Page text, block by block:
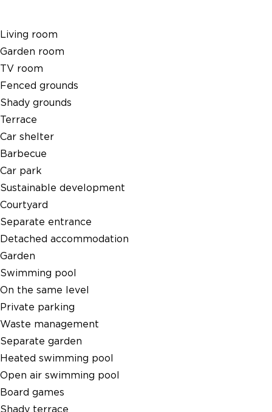
Living room
Garden room
TV room
Fenced grounds
Shady grounds
Terrace
Car shelter
Barbecue
Car park
Sustainable development
Courtyard
Separate entrance
Detached accommodation
Garden
Swimming pool
On the same level
Private parking
Waste management
Separate garden
Heated swimming pool
Open air swimming pool
Board games
Shady terrace